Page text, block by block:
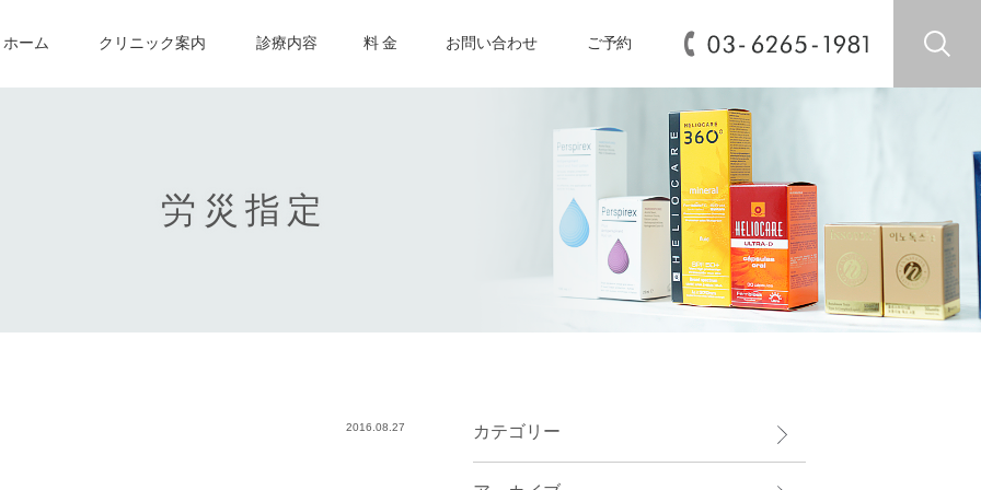
ホーム クリニック案内 診療内容 料 金 お問い合わせ ご予約
労災指定
カテゴリー
2016.08.27